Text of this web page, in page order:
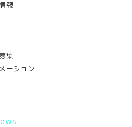
報
集
ーション